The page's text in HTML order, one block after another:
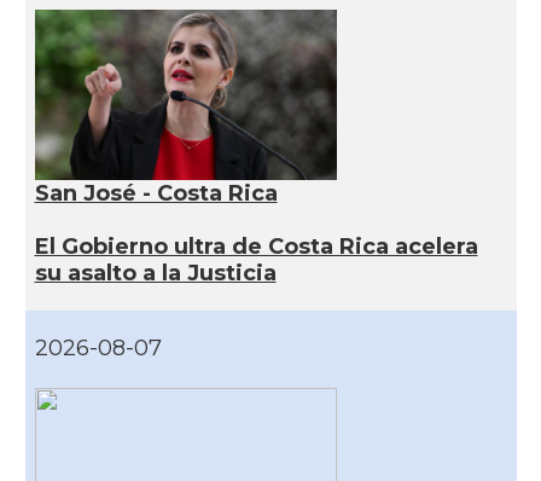
San José - Costa Rica
El Gobierno ultra de Costa Rica acelera
su asalto a la Justicia
2026-08-07